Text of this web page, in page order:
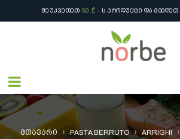
ᲨᲔᲣᲙᲕᲔᲗᲔᲗ 50 ₾ - Ს ᲞᲠᲝᲓᲣᲥᲢᲘ ᲓᲐ ᲛᲘᲘᲦᲔᲗ
მთავარი › PASTA BERRUTO › ARRIGHI ›